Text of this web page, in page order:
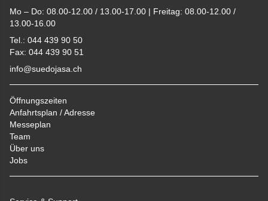
Mo – Do: 08.00-12.00 / 13.00-17.00 | Freitag: 08.00-12.00 /
13.00-16.00
Tel.: 044 439 90 50
Fax: 044 439 90 51
info@suedojasa.ch
Öffnungszeiten
Anfahrtsplan / Adresse
Messeplan
Team
Über uns
Jobs